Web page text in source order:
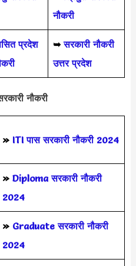
नौकरी
प्रदेश
➥ सरकारी नौकरी
उत्तर प्रदेश
सरकारी नौकरी
» ITI पास सरकारी नौकरी 2024
» Diploma सरकारी नौकरी
2024
» Graduate सरकारी नौकरी
2024